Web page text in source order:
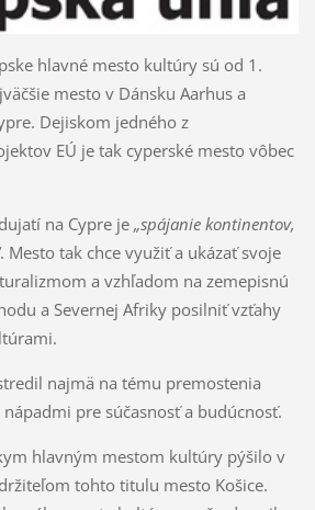
hlavné mesto kultúry sú od 1.
mesto v Dánsku Aarhus a
Dejiskom jedného z
EÚ je tak cyperské mesto vôbec
na Cypre je „spájanie kontinentov,
. Mesto tak chce využiť a ukázať svoje
a vzhľadom na zemepisnú
a Severnej Afriky posilniť vzťahy
najmä na tému premostenia
pre súčasnosť a budúcnosť.
hlavným mestom kultúry pýšilo v
tohto titulu mesto Košice.